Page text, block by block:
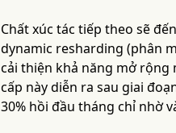
Chất xúc tác tiếp theo sẽ
dynamic resharding (phân
cải thiện khả năng mở rộng
cấp này diễn ra sau giai
30% hồi đầu tháng chỉ nhờ